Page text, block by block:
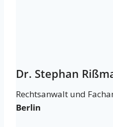
Dr. Stephan
Rechtsanwalt und
Berlin